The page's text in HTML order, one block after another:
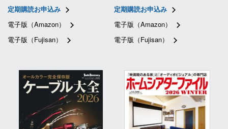
定期購読お申込み
電子版（Amazon）
電子版（Fujisan）
定期購読お申込み
電子版（Amazon）
電子版（Fujisan）